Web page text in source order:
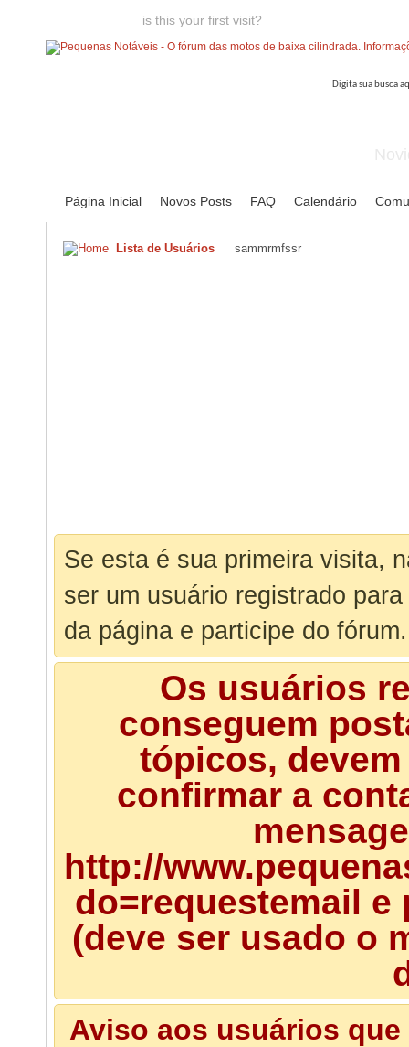
is this your first visit?
Página Inicial Novos Posts FAQ Calendário
Lista de Usuários sammrmfssr
Se esta é sua primeira visita,
ser um usuário registrado
da página e participe do fórum.
Os usuários
conseguem
tópicos,
confirmar a
http://
do=requestemail
(deve ser usado o
Aviso aos usuários